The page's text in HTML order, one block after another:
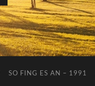
SO FING ES AN – 1991